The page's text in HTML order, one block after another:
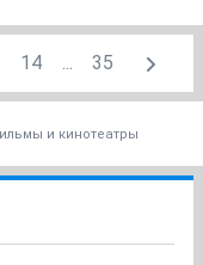
14 ... 35
и кинотеатры